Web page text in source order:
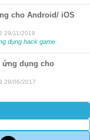
cho Android/ iOS
29/11/2018
dụng hack game
ứng dụng cho
29/06/2017